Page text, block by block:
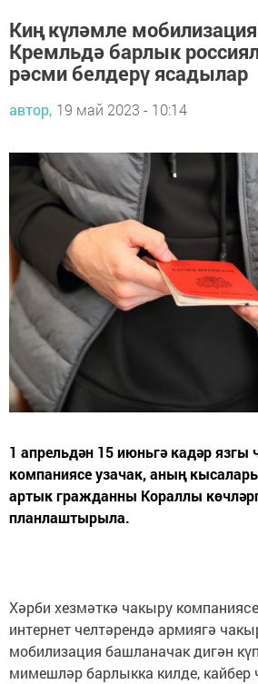
Киң күләмле
Кремльдә барлык
рәсми белдерү ясадылар
автор, 19 май 2023 - 10:14
1 апрельдән 15 июньгә кадәр
компаниясе узачак, аның
артык гражданны Кораллы
планлаштырыла.
Хәрби хезмәткә чакыру
интернет челтәрендә армиягә
мобилизация башланачак дигән
мимешләр барлыкка килде,